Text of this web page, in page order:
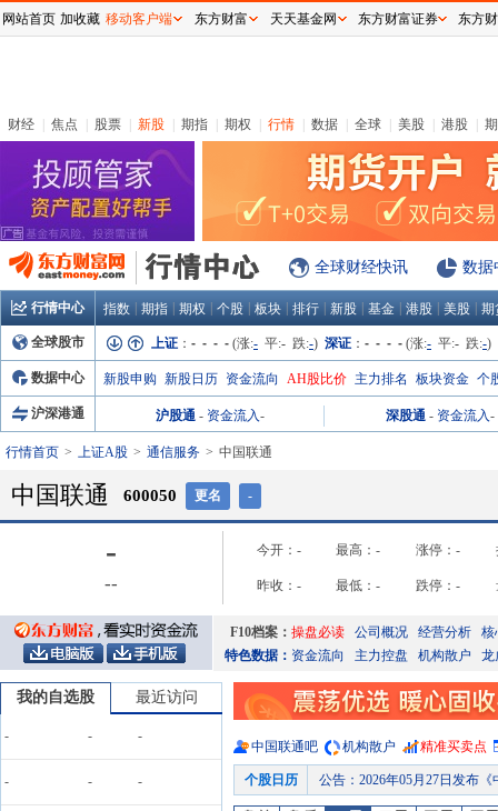
财经 焦点 股票 新股 期指 期权 行情 数据 全球 美股 港股
全球财经快讯 数据
行情中心 指数 期指 期权 个股 板块 排行 新股 基金 港股 美股 期
全球股市 上证 ： - - - - (涨:- 平:- 跌:-) 深证 ： - - - - (涨:- 平:- 跌:-)
数据中心 新股申购 新股日历 资金流向 AH股比价 主力排名 板块资金 个
沪深港通 沪股通 - 资金流入- 深股通 - 资金流入-
行情首页 上证A股 通信服务 中国联通
中国联通 600050 更名 -
-
--
今开： - 最高： - 涨停： -
昨收： - 最低： - 跌停： -
F10档案： 操盘必读 公司概况 经营分析
核
特色数据： 资金流向 主力控盘 机构散户 龙
我的自选股 最近访问
- - -
- - -
中国联通吧 机构散户 精准买卖点
个股日历 公告 ： 2026年05月27日发布《中国联
网站首页 加收藏 移动客户端 东方财富 天天基金网 东方财富证券 东方